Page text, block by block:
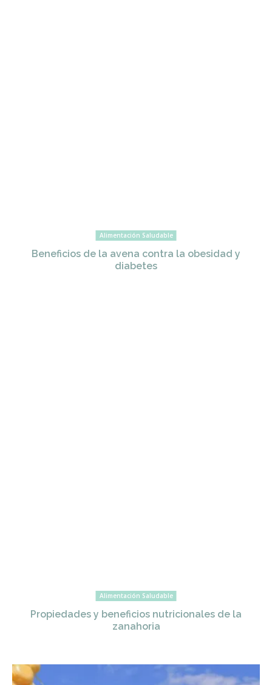
Alimentación Saludable
Beneficios de la avena contra la obesidad y
diabetes
Alimentación Saludable
Propiedades y beneficios nutricionales de la
zanahoria